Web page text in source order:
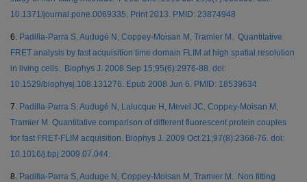
10.1371/journal.pone.0069335. Print 2013. PMID: 23874948
6. Padilla-Parra S, Audugé N, Coppey-Moisan M, Tramier M. Quantitative
FRET analysis by fast acquisition time domain FLIM at high spatial resolution
in living cells. Biophys J. 2008 Sep 15;95(6):2976-88. doi:
10.1529/biophysj.108.131276. Epub 2008 Jun 6. PMID: 18539634
7. Padilla-Parra S, Audugé N, Lalucque H, Mevel JC, Coppey-Moisan M,
Tramier M. Quantitative comparison of different fluorescent protein couples
for fast FRET-FLIM acquisition. Biophys J. 2009 Oct 21;97(8):2368-76. doi:
10.1016/j.bpj.2009.07.044.
8. Padilla-Parra S, Auduge N, Coppey-Moisan M, Tramier M. Non fitting